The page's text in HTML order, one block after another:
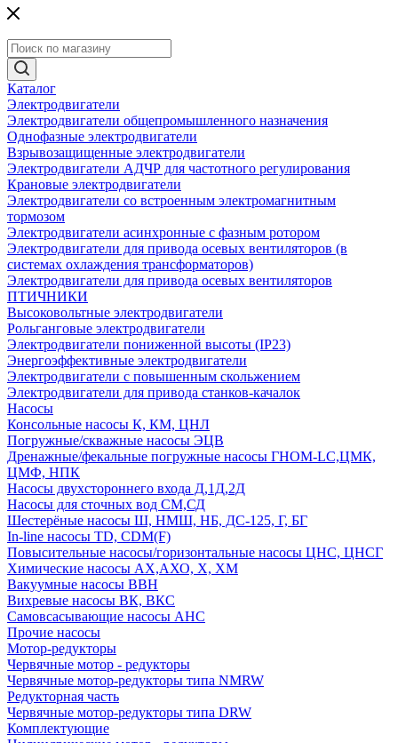
Каталог
Электродвигатели
Электродвигатели общепромышленного назначения
Однофазные электродвигатели
Взрывозащищенные электродвигатели
Электродвигатели АДЧР для частотного регулирования
Крановые электродвигатели
Электродвигатели со встроенным электромагнитным
тормозом
Электродвигатели асинхронные с фазным ротором
Электродвигатели для привода осевых вентиляторов (в
системах охлаждения трансформаторов)
Электродвигатели для привода осевых вентиляторов
ПТИЧНИКИ
Высоковольтные электродвигатели
Рольганговые электродвигатели
Электродвигатели пониженной высоты (IP23)
Энергоэффективные электродвигатели
Электродвигатели с повышенным скольжением
Электродвигатели для привода станков-качалок
Насосы
Консольные насосы К, КМ, ЦНЛ
Погружные/скважные насосы ЭЦВ
Дренажные/фекальные погружные насосы ГНОМ-LC,ЦМК,
ЦМФ, НПК
Насосы двухстороннего входа Д,1Д,2Д
Насосы для сточных вод СМ,СД
Шестерёные насосы Ш, НМШ, НБ, ДС-125, Г, БГ
In-line насосы TD, CDM(F)
Повысительные насосы/горизонтальные насосы ЦНС, ЦНСГ
Химические насосы АХ,АХО, Х, ХМ
Вакуумные насосы ВВН
Вихревые насосы ВК, ВКС
Самовсасывающие насосы АНС
Прочие насосы
Мотор-редукторы
Червячные мотор - редукторы
Червячные мотор-редукторы типа NMRW
Редукторная часть
Червячные мотор-редукторы типа DRW
Комплектующие